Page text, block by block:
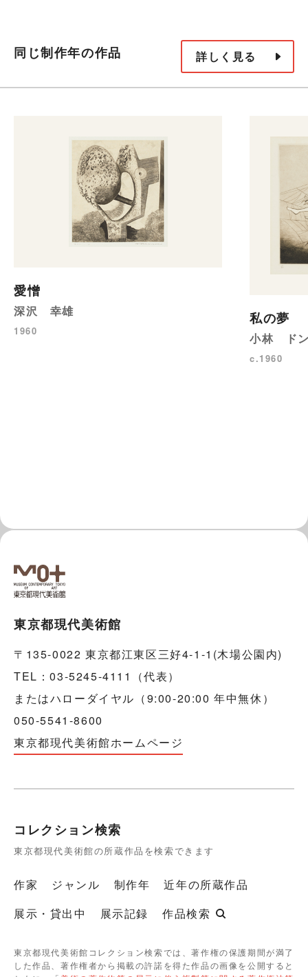
同じ制作年の作品 詳しく見る
愛憎
深沢 幸雄
1960
私の夢
小林 ド
c.1960
東京都現代美術館
〒135-0022 東京都江東区三好4-1-1(木場公園内)
TEL：03-5245-4111（代表）
またはハローダイヤル（9:00-20:00 年中無休）
050-5541-8600
東京都現代美術館ホームページ
コレクション検索
東京都現代美術館の所蔵作品を検索できます
作家 ジャンル 制作年
近年の所蔵作品
展示・貸出中
展示記録 作品検索
東京都現代美術館コレクション検索では、著作権の保護期間が満了
した作品、著作権者から掲載の許諾を得た作品の画像を公開すると